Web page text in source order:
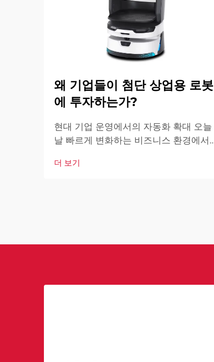
왜 기업들이 첨단 상업용 로봇
에 투자하는가?
현대 기업 운영에서의 자동화 확대 오늘
날 빠르게 변화하는 비즈니스 환경에서
심 요소가 되고 있습니다. 이러한 고도로
더 보기